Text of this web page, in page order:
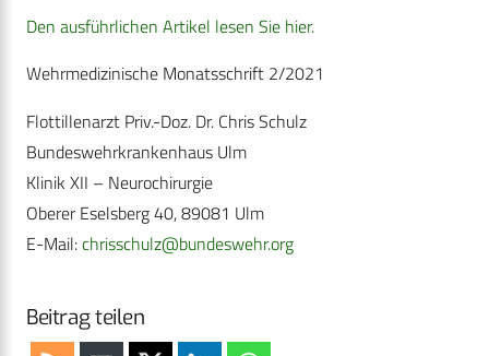
Den ausführlichen Artikel lesen Sie hier.
Wehrmedizinische Monatsschrift 2/2021
Flottillenarzt Priv.-Doz. Dr. Chris Schulz
Bundeswehrkrankenhaus Ulm
Klinik XII – Neurochirurgie
Oberer Eselsberg 40, 89081 Ulm
E-Mail:chrisschulz@bundeswehr.org
Beitrag teilen